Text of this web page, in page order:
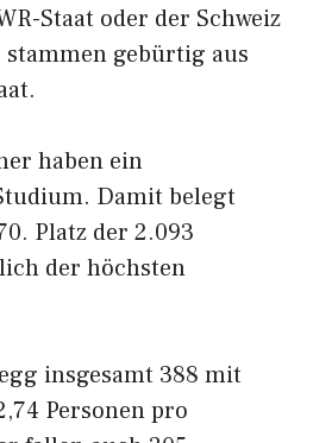
Staat oder der Schweiz
gebürtig aus
haben ein
Damit belegt
Platz der 2.093
der höchsten
insgesamt 388 mit
Personen pro